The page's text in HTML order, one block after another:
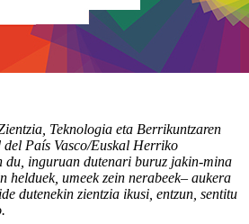
Teknologia eta Berrikuntzaren
País Vasco/Euskal Herriko
du, inguruan dutenari buruz jakin-mina
helduek, umeek zein nerabeek– aukera
dutenekin zientzia ikusi, entzun, sentitu